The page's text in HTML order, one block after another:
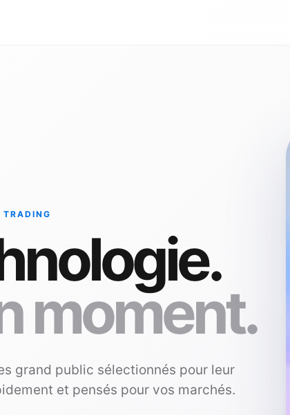
TRADING
moment.
grand public sélectionnés pour leur
et pensés pour vos marchés.